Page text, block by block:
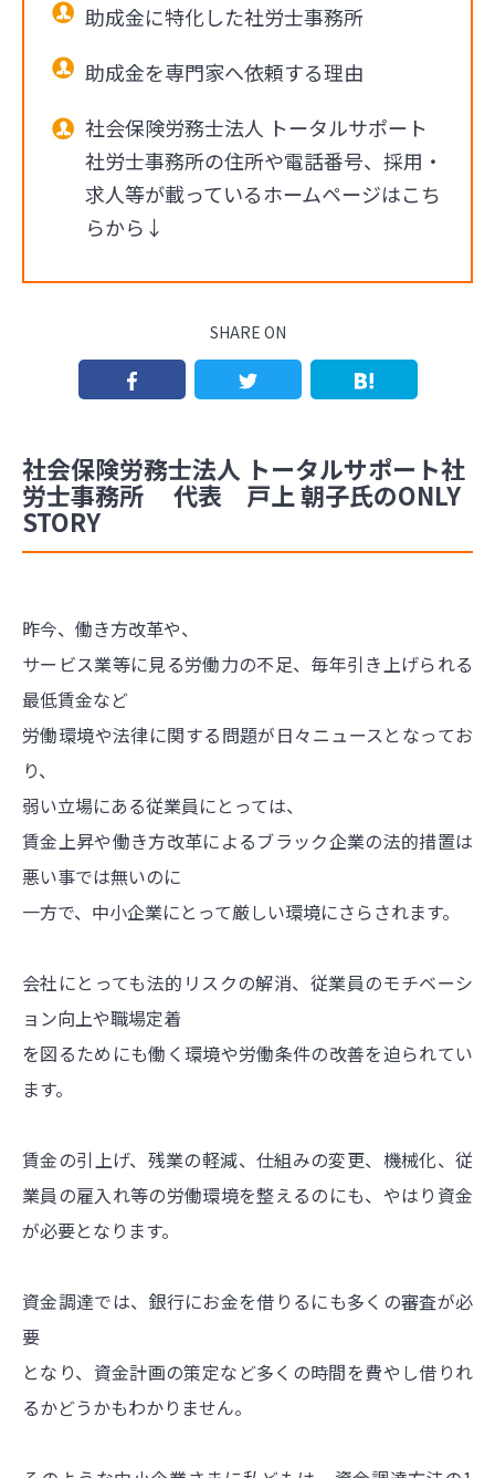
助成金に特化した社労士事務所
助成金を専門家へ依頼する理由
社会保険労務士法人 トータルサポート
社労士事務所の住所や電話番号、採用・
求人等が載っているホームページはこち
らから↓
SHARE ON
社会保険労務士法人 トータルサポート社
労士事務所 代表 戸上 朝子氏のONLY
STORY
昨今、働き方改革や、
サービス業等に見る労働力の不足、毎年引き上げられる
最低賃金など
労働環境や法律に関する問題が日々ニュースとなってお
り、
弱い立場にある従業員にとっては、
賃金上昇や働き方改革によるブラック企業の法的措置は
悪い事では無いのに
一方で、中小企業にとって厳しい環境にさらされます。
会社にとっても法的リスクの解消、従業員のモチベーシ
ョン向上や職場定着
を図るためにも働く環境や労働条件の改善を迫られてい
ます。
賃金の引上げ、残業の軽減、仕組みの変更、機械化、従
業員の雇入れ等の労働環境を整えるのにも、やはり資金
が必要となります。
資金調達では、銀行にお金を借りるにも多くの審査が必
要
となり、資金計画の策定など多くの時間を費やし借りれ
るかどうかもわかりません。